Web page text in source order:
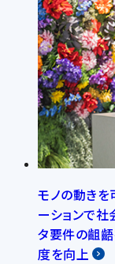
モノの動きを
ーションで
タ要件の齟
度を向上